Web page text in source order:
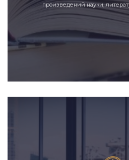
произведений науки,